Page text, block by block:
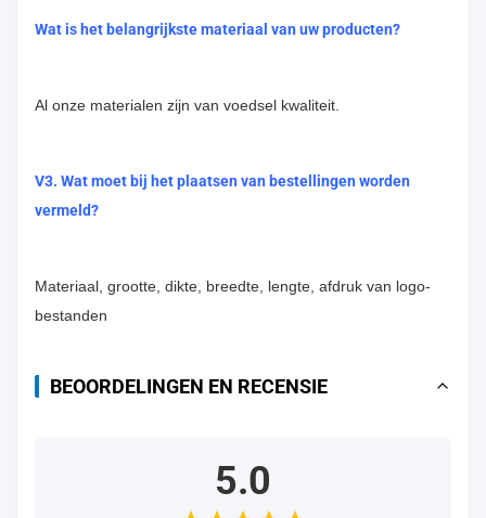
Wat is het belangrijkste materiaal van uw producten?
Al onze materialen zijn van voedsel kwaliteit.
V3. Wat moet bij het plaatsen van bestellingen worden
vermeld?
Materiaal, grootte, dikte, breedte, lengte, afdruk van logo-
bestanden
BEOORDELINGEN EN RECENSIE
5.0